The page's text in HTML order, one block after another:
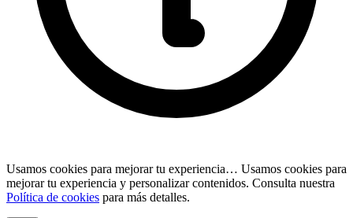
Usamos cookies para mejorar tu experiencia… Usamos cookies para
mejorar tu experiencia y personalizar contenidos. Consulta nuestra
Política de cookies para más detalles.